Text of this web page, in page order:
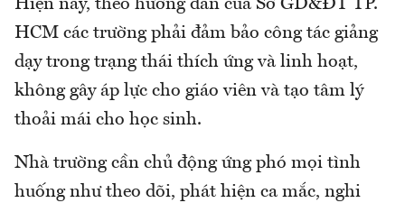
Hiện nay, theo hướng dẫn của Sở GD&ĐT TP.
HCM các trường phải đảm bảo công tác giảng
dạy trong trạng thái thích ứng và linh hoạt,
không gây áp lực cho giáo viên và tạo tâm lý
thoải mái cho học sinh.
Nhà trường cần chủ động ứng phó mọi tình
huống như theo dõi, phát hiện ca mắc, nghi